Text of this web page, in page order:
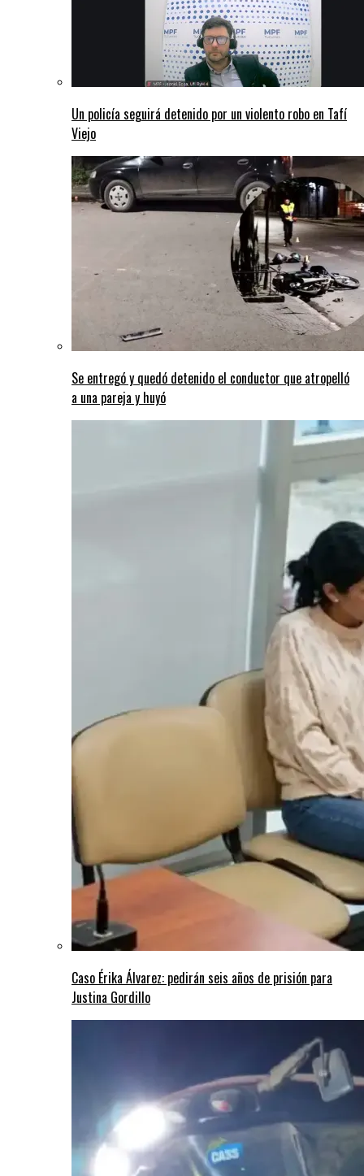
Un policía seguirá detenido por un violento robo en Tafí
Viejo
Se entregó y quedó detenido el conductor que atropelló
a una pareja y huyó
Caso Érika Álvarez: pedirán seis años de prisión para
Justina Gordillo